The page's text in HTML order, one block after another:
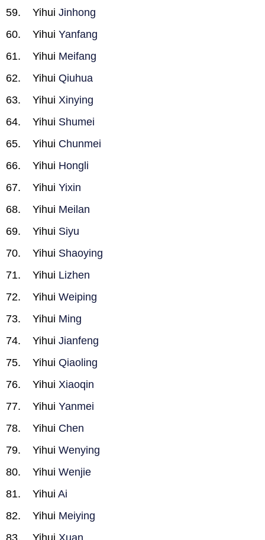
Yihui Jinhong
Yihui Yanfang
Yihui Meifang
Yihui Qiuhua
Yihui Xinying
Yihui Shumei
Yihui Chunmei
Yihui Hongli
Yihui Yixin
Yihui Meilan
Yihui Siyu
Yihui Shaoying
Yihui Lizhen
Yihui Weiping
Yihui Ming
Yihui Jianfeng
Yihui Qiaoling
Yihui Xiaoqin
Yihui Yanmei
Yihui Chen
Yihui Wenying
Yihui Wenjie
Yihui Ai
Yihui Meiying
Yihui Xuan